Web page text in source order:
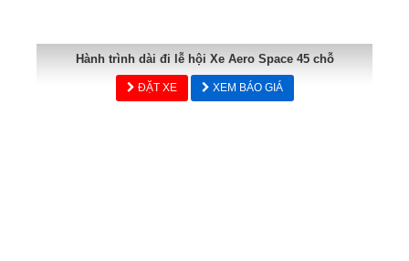
Hành trình dài đi lễ hội Xe Aero Space 45 chỗ
ĐẶT XE XEM BÁO GIÁ